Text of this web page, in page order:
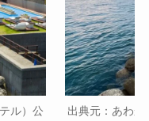
ル）公
出典元：あわ